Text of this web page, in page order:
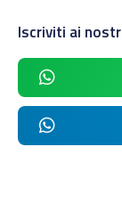
Iscriviti ai